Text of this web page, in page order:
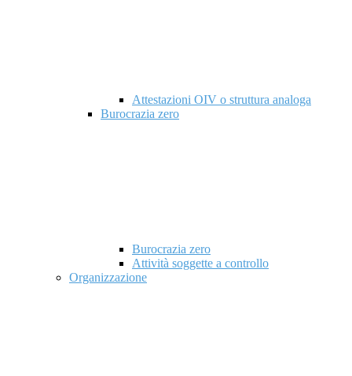
Attestazioni OIV o struttura analoga
Burocrazia zero
Burocrazia zero
Attività soggette a controllo
Organizzazione